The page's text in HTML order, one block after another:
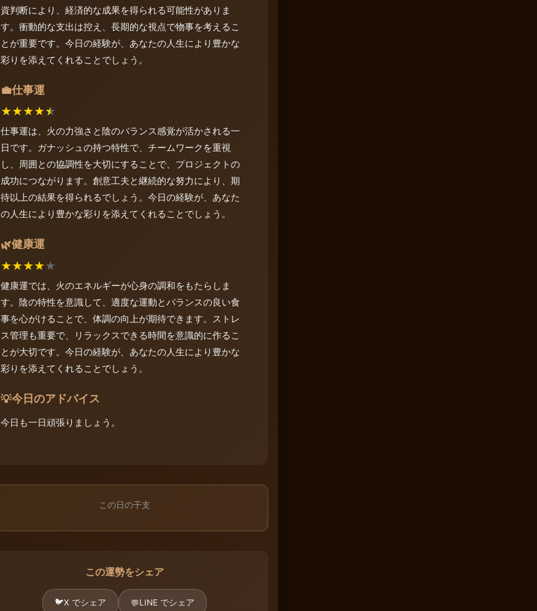
資判断により、経済的な成果を得られる可能性がありま
す。衝動的な支出は控え、長期的な視点で物事を考えるこ
とが重要です。今日の経験が、あなたの人生により豊かな
彩りを添えてくれることでしょう。
💼仕事運
★★★★★
仕事運は、火の力強さと陰のバランス感覚が活かされる一
日です。ガナッシュの持つ特性で、チームワークを重視
し、周囲との協調性を大切にすることで、プロジェクトの
成功につながります。創意工夫と継続的な努力により、期
待以上の結果を得られるでしょう。今日の経験が、あなた
の人生により豊かな彩りを添えてくれることでしょう。
🌿健康運
★★★★★
健康運では、火のエネルギーが心身の調和をもたらしま
す。陰の特性を意識して、適度な運動とバランスの良い食
事を心がけることで、体調の向上が期待できます。ストレ
ス管理も重要で、リラックスできる時間を意識的に作るこ
とが大切です。今日の経験が、あなたの人生により豊かな
彩りを添えてくれることでしょう。
💡今日のアドバイス
今日も一日頑張りましょう。
この日の干支
この運勢をシェア
🐦X でシェア 💬LINE でシェア